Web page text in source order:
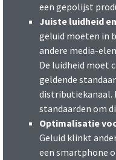
een gepolijst
Juiste luidheid
geluid moeten in
andere media-
De luidheid moet
geldende
distributiekanaal.
standaarden om
Optimalisatie
Geluid klinkt
een smartphone